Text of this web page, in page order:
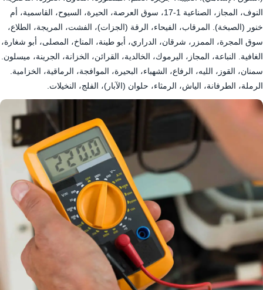
النوف، المجاز، الصناعية 1-17، سوق العرصة، الحيرة، السيوح، القاسمية، أم
خنور (الصبخة). المرقاب، الفيحاء، الرقة (الجزات)، الفشت، المريجة، الطلاع،
سوق المجرة، الممزر، شرقان، الدراري، أبو طينة، المناخ، المصلى، أبو شغارة،
الغافية. النباعة، المجاز، اليرموك، الخالدية، القرائن، الخزانة، الجرينة، ميسلون.
سمنان، القوز، الليه، الرفاع، الشهباء، البحيرة، الموافجة، الرماقية، الخزامية.
الرملة، الطرفانة، الياش، الرمثاء، حلوان (الآبار)، الفلج، النخيلات.